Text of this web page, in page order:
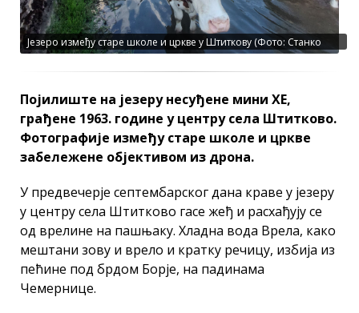
Језеро између старе школе и цркве у Штиткову (Фото: Станко
Појилиште на језеру несуђене мини ХЕ,
грађене 1963. године у центру села Штитково.
Фотографије између старе школе и цркве
забележене објективом из дрона.
У предвечерје септембарског дана краве у језеру
у центру села Штитково гасе жеђ и расхађују се
од врелине на пашњаку. Хладна вода Врела, како
мештани зову и врело и кратку речицу, избија из
пећине под брдом Борје, на падинама
Чемернице.